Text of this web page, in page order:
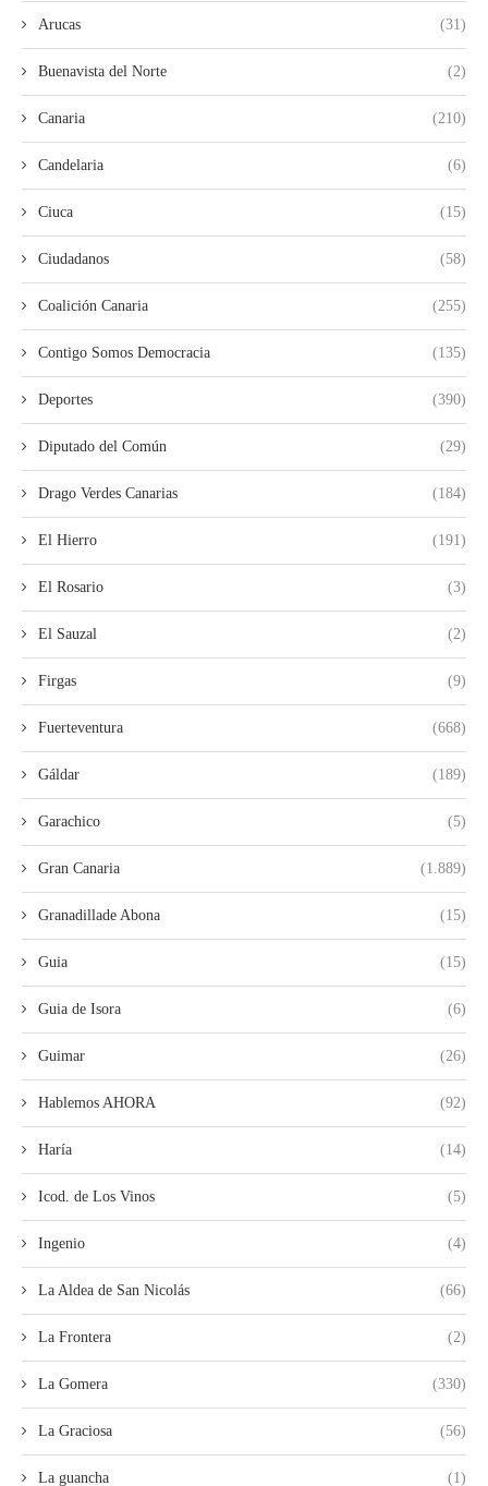
Arucas (31)
Buenavista del Norte (2)
Canaria (210)
Candelaria (6)
Ciuca (15)
Ciudadanos (58)
Coalición Canaria (255)
Contigo Somos Democracia (135)
Deportes (390)
Diputado del Común (29)
Drago Verdes Canarias (184)
El Hierro (191)
El Rosario (3)
El Sauzal (2)
Firgas (9)
Fuerteventura (668)
Gáldar (189)
Garachico (5)
Gran Canaria (1.889)
Granadillade Abona (15)
Guia (15)
Guia de Isora (6)
Guimar (26)
Hablemos AHORA (92)
Haría (14)
Icod. de Los Vinos (5)
Ingenio (4)
La Aldea de San Nicolás (66)
La Frontera (2)
La Gomera (330)
La Graciosa (56)
La guancha (1)